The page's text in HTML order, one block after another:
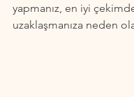
yapmanız, en iyi
uzaklaşmanıza neden